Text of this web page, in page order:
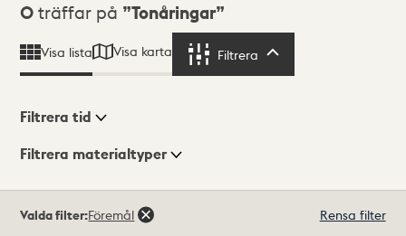
Sökresultat
0 träffar på Tonåringar
Visa lista Visa karta Filtrera
Visningsläge
Filtrera tid
Filtrera materialtyper
träffar
Valda filter:Föremål Rensa filter